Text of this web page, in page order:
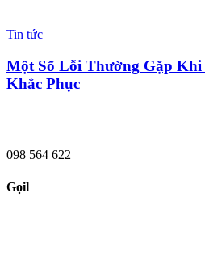
Tin tức
Một Số Lỗi Thường Gặp
Khắc Phục
098 564 622
Gọil